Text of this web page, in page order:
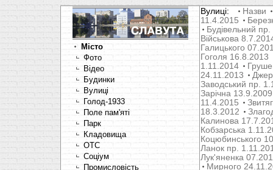
Місто
Фото
Відео
Будинки
Вулиці
Голод-1933
Поле пам'яті
Парк
Кладовища
OTC
Соціум
Промисловість
Вулиці:
Назви
11.4.2015
Будівельний
Військова
Галицького
Гоголя 16.8.2013
1.11.2014
24.11.2013
Заводський пр.
Зарічна 13.9.2009
11.4.2015
18.3.2012
Калинова
Кобзарська
Коцюбинського
Ланок пр.
Лук'яненка
Мирного